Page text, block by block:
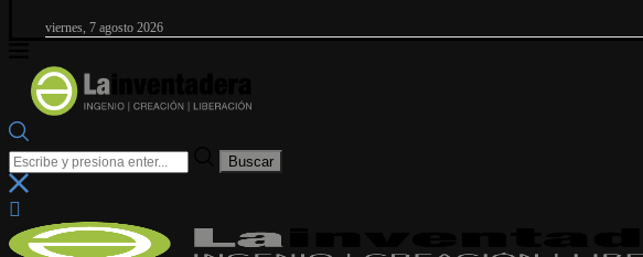
viernes, 7 agosto 2026